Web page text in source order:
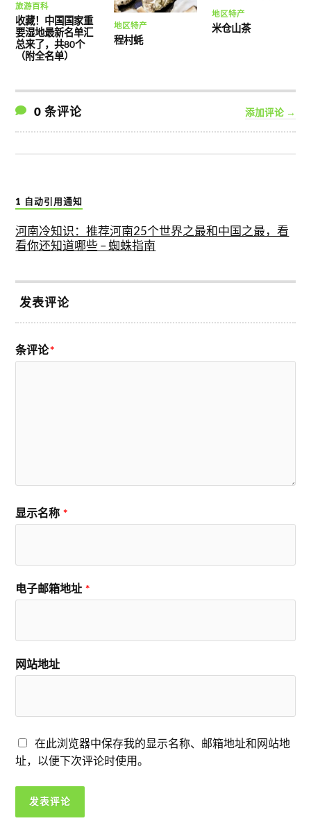
旅游百科
收藏！中国国家重
要湿地最新名单汇
总来了，共80个
（附全名单）
地区特产
程村蚝
地区特产
米仓山茶
0 条评论 添加评论 →
1 自动引用通知
河南冷知识：推荐河南25个世界之最和中国之最，看
看你还知道哪些 – 蜘蛛指南
发表评论
条评论*
显示名称 *
电子邮箱地址 *
网站地址
在此浏览器中保存我的显示名称、邮箱地址和网站地
址，以便下次评论时使用。